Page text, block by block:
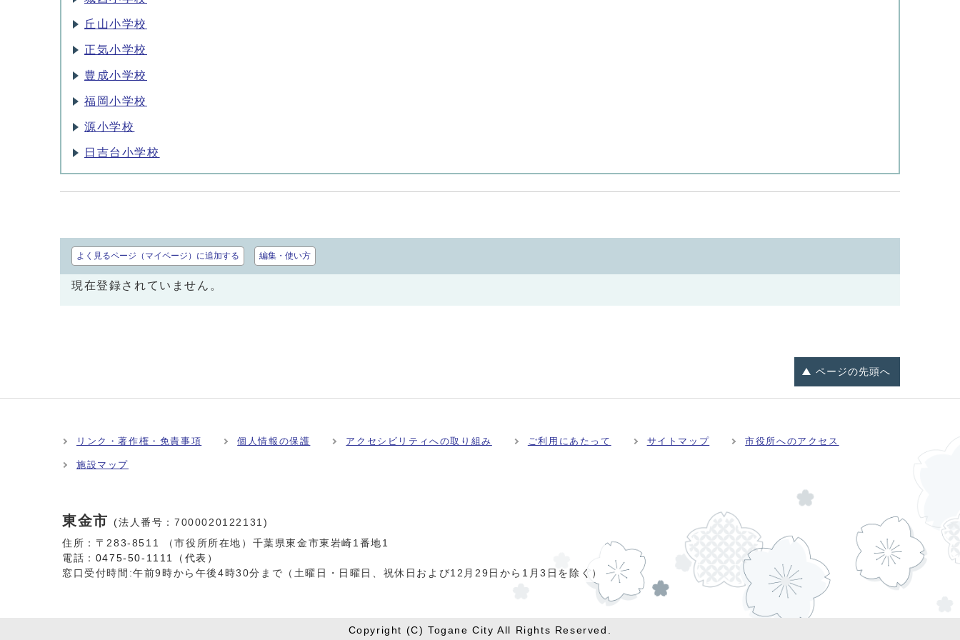
丘山小学校
正気小学校
豊成小学校
福岡小学校
源小学校
日吉台小学校
よく見るページ（マイページ）に追加する 編集・使い方
現在登録されていません。
ページの先頭へ
リンク・著作権・免責事項 個人情報の保護 アクセシビリティへの取り組み ご利用にあたって サイトマップ 市役所へのアクセス
施設マップ
東金市
(法人番号：7000020122131)
住所：〒283-8511 （市役所所在地）千葉県東金市東岩崎1番地1
電話： 0475-50-1111（代表）
窓口受付時間:午前9時から午後4時30分まで（土曜日・日曜日、祝休日および12月29日から1月3日を除く）
Copyright (C) Togane City All Rights Reserved.